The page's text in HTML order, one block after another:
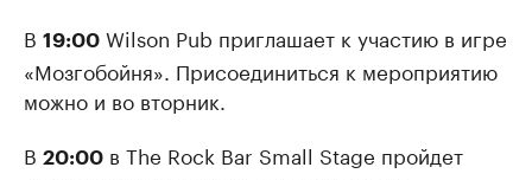
В 19:00 Wilson Pub приглашает к участию в игре
«Мозгобойня». Присоединиться к мероприятию
можно и во вторник.
В 20:00 в The Rock Bar Small Stage пройдет